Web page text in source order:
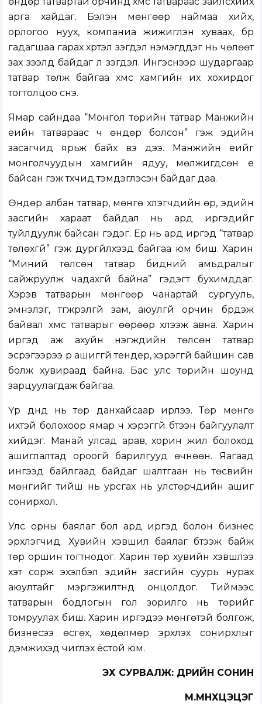
арга хайдаг. Бэлэн мөнгөөр наймаа хийх,
орлогоо нуух, компаниа жижиглэн хуваах, бүр
гадагшаа гарах хүртэл үзэгдэл нэмэгддэг нь чөлөөт
зах зээлд байдаг л үзэгдэл. Ингэснээр шударгаар
татвар төлж байгаа хүмүүс хамгийн их хохирдог
тогтолцоо үүснэ.
Ямар сайндаа “Монгол төрийн татвар Манжийн
үеийн татвараас ч өндөр болсон” гэж эдийн
засагчид ярьж байх вэ дээ. Манжийн үеийг
монголчуудын хамгийн ядуу, мөлжигдсөн үе
байсан гэж түүхчид тэмдэглэсэн байдаг даа.
Өндөр албан татвар, мөнгө хүүлэгчдийн өр, эдийн
засгийн хараат байдал нь ард иргэдийг
туйлдуулж байсан гэдэг. Ер нь ард иргэд “татвар
төлөхгүй” гэж дургүйлхээд байгаа юм биш. Харин
“Миний төлсөн татвар бидний амьдралыг
сайжруулж чадахгүй байна” гэдэгт бухимддаг.
Хэрэв татварын мөнгөөр чанартай сургууль,
эмнэлэг, түгжрэлгүй зам, аюулгүй орчин бүрдэж
байвал хүмүүс татварыг өөрөөр хүлээж авна. Харин
иргэд аж ахуйн нэгжүүдийн төлсөн татвар
эсрэгээрээ үр ашиггүй тендер, хэрэггүй байшин сав
болж хувираад байна. Бас улс төрийн шоунд
зарцуулагдаж байгаа.
Үр дүнд нь төр данхайсаар ирлээ. Төр мөнгө
ихтэй болохоор ямар ч хэрэггүй бүтээн байгуулалт
хийдэг. Манай улсад арав, хорин жил болоход
ашиглалтад ороогүй барилгууд өчнөөн. Яагаад
ингээд байлгаад байдаг шалтгаан нь төсвийн
мөнгийг тийш нь урсгах нь улстөрчдийн ашиг
сонирхол.
Улс орны баялаг бол ард иргэд болон бизнес
эрхлэгчид. Хувийн хэвшил баялаг бүтээж байж
төр оршин тогтнодог. Харин төр хувийн хэвшлээ
хэт сорж эхэлбэл эдийн засгийн суурь нурах
аюултайг мэргэжилтнүүд онцолдог. Тиймээс
татварын бодлогын гол зорилго нь төрийг
томруулах биш. Харин иргэдээ мөнгөтэй болгож,
бизнесээ өсгөх, хөдөлмөр эрхлэх сонирхлыг
дэмжихэд чиглэх ёстой юм.
ЭХ СУРВАЛЖ: ӨДРИЙН СОНИН
М.МӨНХЦЭЦЭГ